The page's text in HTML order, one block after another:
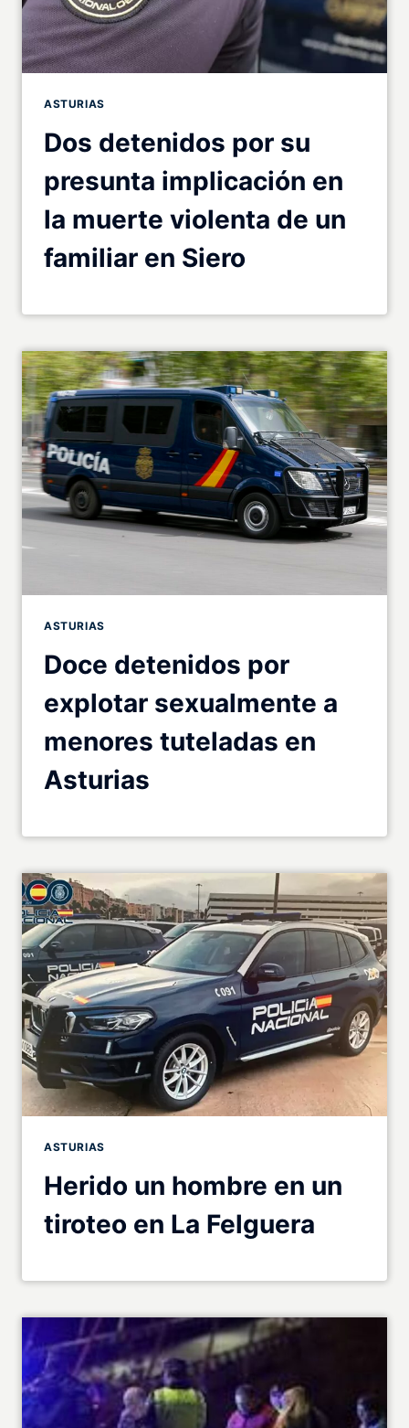
ASTURIAS
Dos detenidos por su
presunta implicación en
la muerte violenta de un
familiar en Siero
ASTURIAS
Doce detenidos por
explotar sexualmente a
menores tuteladas en
Asturias
ASTURIAS
Herido un hombre en un
tiroteo en La Felguera